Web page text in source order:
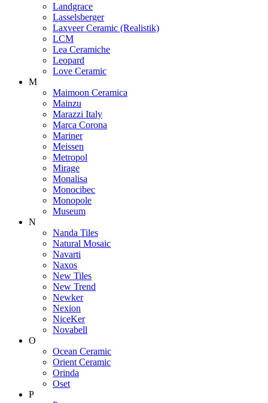
Landgrace
Lasselsberger
Laxveer Ceramic (Realistik)
LCM
Lea Ceramiche
Leopard
Love Ceramic
M
Maimoon Ceramica
Mainzu
Marazzi Italy
Marca Corona
Mariner
Meissen
Metropol
Mirage
Monalisa
Monocibec
Monopole
Museum
N
Nanda Tiles
Natural Mosaic
Navarti
Naxos
New Tiles
New Trend
Newker
Nexion
NiceKer
Novabell
O
Ocean Ceramic
Orient Ceramic
Orinda
Oset
P